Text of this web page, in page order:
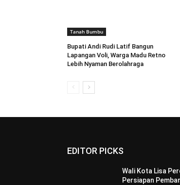
Tanah Bumbu
Bupati Andi Rudi Latif Bangun
Lapangan Voli, Warga Madu Retno
Lebih Nyaman Berolahraga
EDITOR PICKS
Wali Kota Lisa
Persiapan